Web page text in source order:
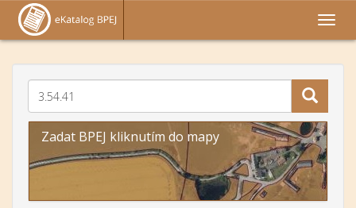
Zadat BPEJ kliknutím do mapy